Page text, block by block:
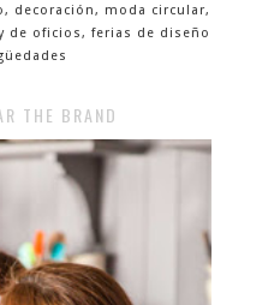
decoración, moda circular,
oficios, ferias de diseño
THE BRAND